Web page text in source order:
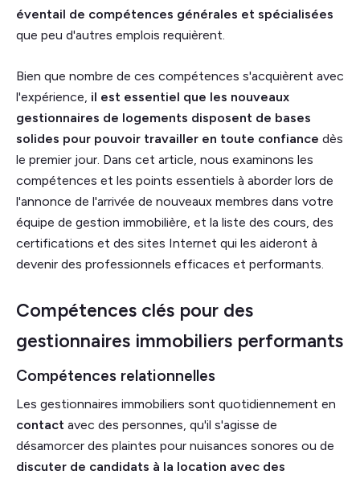
éventail de compétences générales et spécialisées
que peu d'autres emplois requièrent.
Bien que nombre de ces compétences s'acquièrent avec
l'expérience, il est essentiel que les nouveaux
gestionnaires de logements disposent de bases
solides pour pouvoir travailler en toute confiance dès
le premier jour. Dans cet article, nous examinons les
compétences et les points essentiels à aborder lors de
l'annonce de l'arrivée de nouveaux membres dans votre
équipe de gestion immobilière, et la liste des cours, des
certifications et des sites Internet qui les aideront à
devenir des professionnels efficaces et performants.
Compétences clés pour des
gestionnaires immobiliers performants
Compétences relationnelles
Les gestionnaires immobiliers sont quotidiennement en
contact avec des personnes, qu'il s'agisse de
désamorcer des plaintes pour nuisances sonores ou de
discuter de candidats à la location avec des